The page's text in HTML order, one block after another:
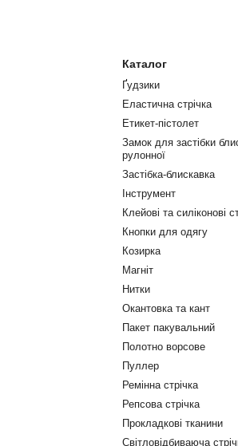
Каталог
Ґудзики
Еластична стрічка
Етикет-пістолет
Замок для застібки
рулонної
Застібка-блискавка
Інструмент
Клейові та силіконові
Кнопки для одягу
Козирка
Магніт
Нитки
Окантовка та кант
Пакет пакувальний
Полотно ворсове
Пуллер
Ремінна стрічка
Репсова стрічка
Прокладкові тканини
Світловідбиваюча